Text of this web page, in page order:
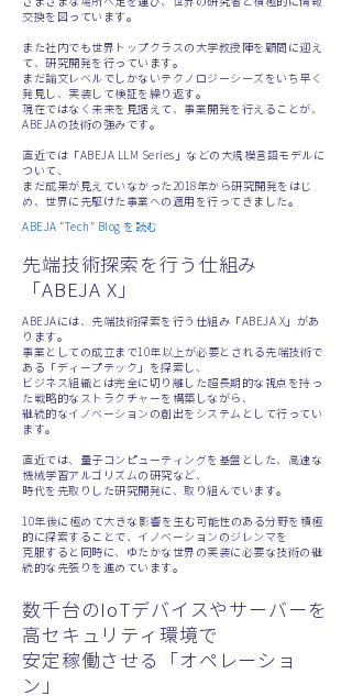
交換を図っています。
また社内でも世界トップクラスの大学教授陣を顧問に迎え
て、研究開発を行っています。
まだ論文レベルでしかないテクノロジーシーズをいち早く
発見し、実装して検証を繰り返す。
現在ではなく未来を見据えて、事業開発を行えることが、
ABEJAの技術の強みです。
直近では「ABEJA LLM Series」などの大規模言語モデルに
ついて、
まだ成果が見えていなかった2018年から研究開発をはじ
め、世界に先駆けた事業への適用を行ってきました。
ABEJA “Tech” Blog を読む
先端技術探索を行う仕組み
「ABEJA X」
ABEJAには、先端技術探索を行う仕組み「ABEJA X」があ
ります。
事業としての成立まで10年以上が必要とされる先端技術で
ある「ディープテック」を探索し、
ビジネス組織とは完全に切り離した超長期的な視点を持っ
た戦略的なストラクチャーを構築しながら、
継続的なイノベーションの創出をシステムとして行ってい
ます。
​直近では、量子コンピューティングを基盤とした、高速な
機械学習アルゴリズムの研究など、
時代を先取りした研究開発に、取り組んでいます。
10年後に極めて大きな影響を生む可能性のある分野を積極
的に探索することで、イノベーションのジレンマを
克服すると同時に、ゆたかな世界の実装に必要な技術の継
続的な先張りを進めています。
数千台のIoTデバイスやサーバーを
高セキュリティ環境で
安定稼働させる「オペレーショ
ン」